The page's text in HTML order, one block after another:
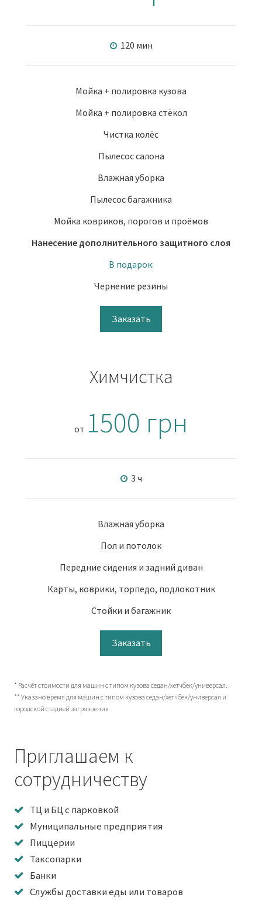
120 мин
Мойка + полировка кузова
Мойка + полировка стёкол
Чистка колёс
Пылесос салона
Влажная уборка
Пылесос багажника
Мойка ковриков, порогов и проёмов
Нанесение дополнительного защитного слоя
В подарок:
Чернение резины
Заказать
Химчистка
от 1500 грн
3 ч
Влажная уборка
Пол и потолок
Передние сидения и задний диван
Карты, коврики, торпедо, подлокотник
Стойки и багажник
Заказать
* Расчёт стоимости для машин с типом кузова седан/хетчбек/универсал.
** Указано время для машин с типом кузова седан/хетчбек/универсал и
городской стадией загрязнения
Приглашаем к
сотрудничеству
ТЦ и БЦ с парковкой
Муниципальные предприятия
Пиццерии
Таксопарки
Банки
Службы доставки еды или товаров